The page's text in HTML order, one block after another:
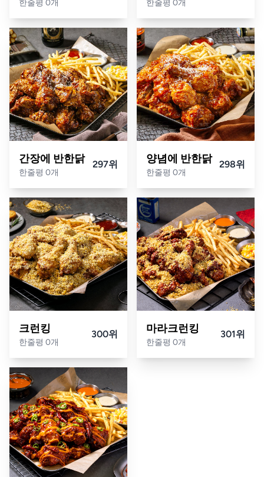
한줄평 0개 한줄평 0개
간장에 반한닭
한줄평 0개
297위 양념에 반한닭
한줄평 0개
298위
크런킹
한줄평 0개
300위 마라크런킹
한줄평 0개
301위